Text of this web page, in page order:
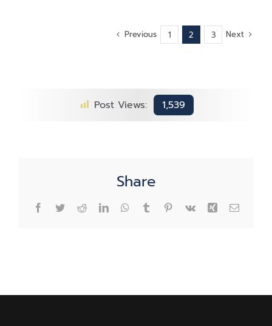
considerations
Previous 1 2 3 Next
Post Views: 1,539
Share
Facebook
TwitterRedditLinkedInWhatsApp
TumblrPinterest
Vk Xing Email